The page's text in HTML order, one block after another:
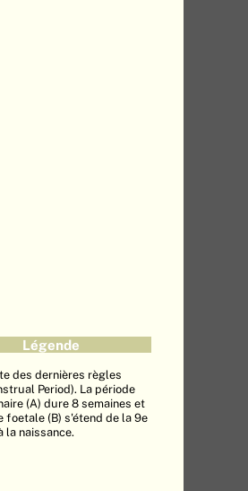
Légende
des dernières règles
Period). La période
(A) dure 8 semaines et
foetale (B) s'étend de la 9e
la naissance.